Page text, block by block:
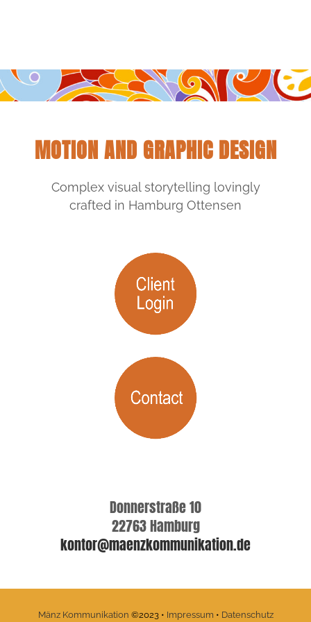
MOTION AND GRAPHIC DESIGN
Complex visual storytelling lovingly
crafted in Hamburg Ottensen
Donnerstraße 10
22763 Hamburg
kontor@maenzkommunikation.de
Mänz Kommunikation ©2023 • Impressum • Datenschutz